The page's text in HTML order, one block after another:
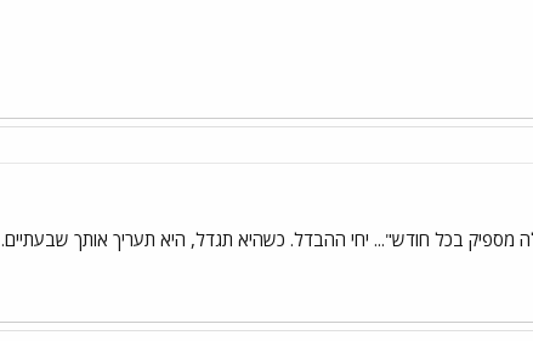
בכל חודש"... יחי ההבדל. כשהיא תגדל, היא תעריך אותך שבעתיים.